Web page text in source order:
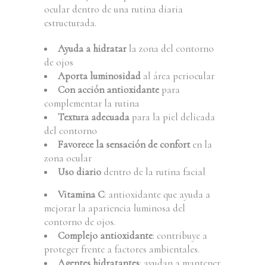
ocular dentro de una rutina diaria
estructurada.
Ayuda a hidratarla zona del contorno
de ojos
Aporta luminosidad al área periocular
Con acción antioxidante para
complementar la rutina
Textura adecuada para la piel delicada
del contorno
Favorece la sensación de conforten la
zona ocular
Uso diario dentro de la rutina facial
Vitamina C: antioxidante que ayuda a
mejorar la apariencia luminosa del
contorno de ojos.
Complejo antioxidante: contribuye a
proteger frente a factores ambientales.